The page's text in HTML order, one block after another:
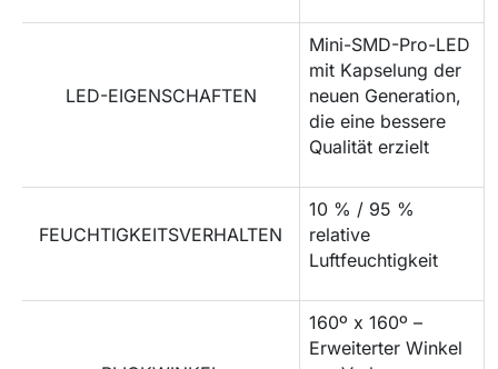
LED-EIGENSCHAFTEN
Mini-SMD-Pro-LED
mit Kapselung der
neuen Generation,
die eine bessere
Qualität erzielt
FEUCHTIGKEITSVERHALTEN
10 % / 95 %
relative
Luftfeuchtigkeit
160º x 160º –
Erweiterter Winkel